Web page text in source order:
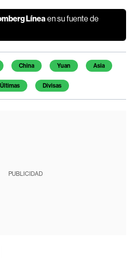
Línea en su fuente de
China Yuan Asia
Divisas
PUBLICIDAD